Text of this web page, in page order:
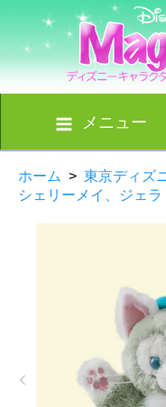
メニュー
ホーム > 東京ディズ
シェリーメイ、ジェ